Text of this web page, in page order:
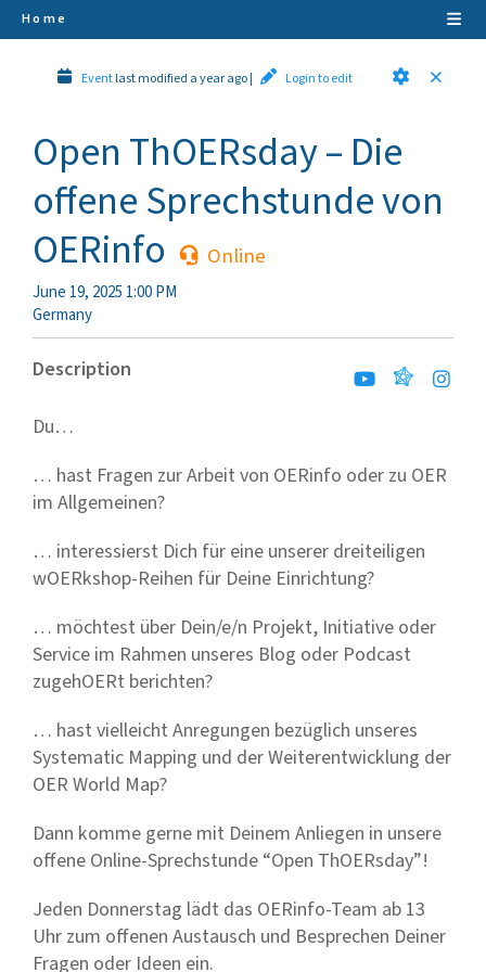
Home
Eventlast modified a year ago| Login to edit
Open ThOERsday – Die
offene Sprechstunde von
OERinfo
Online
June 19, 2025 1:00 PM
Germany
Description
Du…
… hast Fragen zur Arbeit von OERinfo oder zu OER
im Allgemeinen?
… interessierst Dich für eine unserer dreiteiligen
wOERkshop-Reihen für Deine Einrichtung?
… möchtest über Dein/e/n Projekt, Initiative oder
Service im Rahmen unseres Blog oder Podcast
zugehOERt berichten?
… hast vielleicht Anregungen bezüglich unseres
Systematic Mapping und der Weiterentwicklung der
OER World Map?
Dann komme gerne mit Deinem Anliegen in unsere
offene Online-Sprechstunde “Open ThOERsday”!
Jeden Donnerstag lädt das OERinfo-Team ab 13
Uhr zum offenen Austausch und Besprechen Deiner
Fragen oder Ideen ein.